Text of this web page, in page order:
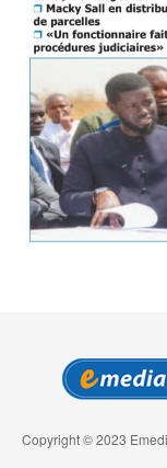
Copyright © 2023